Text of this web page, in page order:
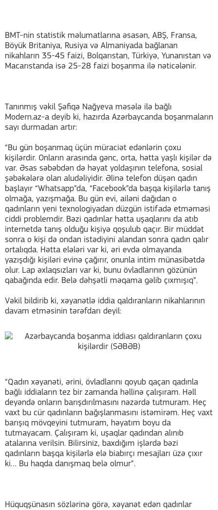
BMT-nin statistik məlumatlarına əsasən, ABŞ, Fransa,
Böyük Britaniya, Rusiya və Almaniyada bağlanan
nikahların 35-45 faizi, Bolqarıstan, Türkiyə, Yunanıstan və
Macarıstanda isə 25-28 faizi boşanma ilə nəticələnir.
Tanınmış vəkil Şəfiqə Nağyeva məsələ ilə bağlı
Modern.az-a deyib ki, hazırda Azərbaycanda boşanmaların
sayı durmadan artır:
“Bu gün boşanmaq üçün müraciət edənlərin çoxu
kişilərdir. Onların arasında gənc, orta, hətta yaşlı kişilər də
var. Əsas səbəbdən də həyat yoldaşının telefona, sosial
şəbəkələrə olan aludəliyidir. Əlinə telefon düşən qadın
başlayır “Whatsapp”da, “Facebook”da başqa kişilərlə tanış
olmağa, yazışmağa. Bu gün evi, ailəni dağıdan o
qadınların yeni texnologiyadan düzgün istifadə etməməsi
ciddi problemdir. Bəzi qadınlar hətta uşaqlarını da atıb
internetdə tanış olduğu kişiyə qoşulub qaçır. Bir müddət
sonra o kişi də ondan istədiyini alandan sonra qadın qalır
ortalıqda. Hətta elələri var ki, əri evdə olmayanda
yazışdığı kişiləri evinə çağırır, onunla intim münasibətdə
olur. Lap əxlaqsızları var ki, bunu övladlarının gözünün
qabağında edir. Belə dəhşətli məqama gəlib çıxmışıq”.
Vəkil bildirib ki, xəyanətlə iddia qaldıranların nikahlarının
davam etməsinin tərəfdarı deyil:
“Qadın xəyanəti, ərini, övladlarını qoyub qaçan qadınla
bağlı iddiaların tez bir zamanda həllinə çalışıram. Həll
deyəndə onların barışdırılmasını nəzərdə tutmuram. Heç
vaxt bu cür qadınların bağışlanmasını istəmirəm. Heç vaxt
barışıq mövqeyini tutmuram, həyatım boyu da
tutmayacam. Çalışıram ki, uşaqlar qadından alınıb
atalarına verilsin. Bilirsiniz, baxdığım işlərdə bəzi
qadınların başqa kişilərlə elə biabırçı mesajları üzə çıxır
ki… Bu haqda danışmaq belə olmur”.
Hüquqşünasın sözlərinə görə, xəyanət edən qadınlar